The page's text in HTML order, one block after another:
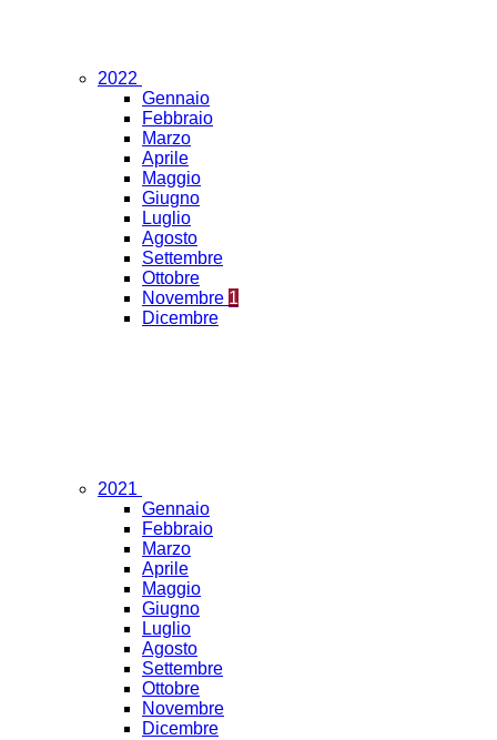
2022
Gennaio
Febbraio
Marzo
Aprile
Maggio
Giugno
Luglio
Agosto
Settembre
Ottobre
Novembre 1
Dicembre
2021
Gennaio
Febbraio
Marzo
Aprile
Maggio
Giugno
Luglio
Agosto
Settembre
Ottobre
Novembre
Dicembre